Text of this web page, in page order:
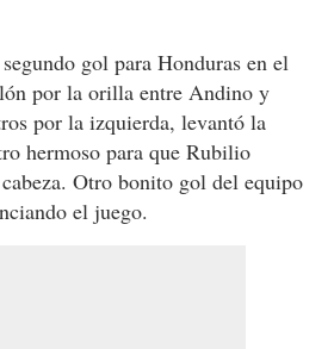
gol para Honduras en el
por la orilla entre Andino y
por la izquierda, levantó la
hermoso para que Rubilio
Otro bonito gol del equipo
el juego.